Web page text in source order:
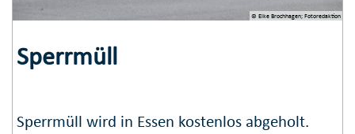
© Elke Brochhagen; Fotoredaktion
Sperrmüll
Sperr­müll wird in Essen kosten­los abgeholt.